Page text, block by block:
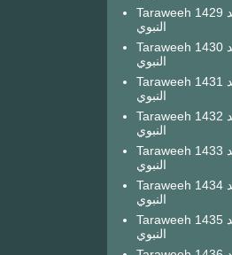
Taraweeh 1429 صلاة التراويح من المسجد
النبوي
Taraweeh 1430 صلاة التراويح من المسجد
النبوي
Taraweeh 1431 صلاة التراويح من المسجد
النبوي
Taraweeh 1432 صلاة التراويح من المسجد
النبوي
Taraweeh 1433 صلاة التراويح من المسجد
النبوي
Taraweeh 1434 صلاة التراويح من المسجد
النبوي
Taraweeh 1435 صلاة التراويح من المسجد
النبوي